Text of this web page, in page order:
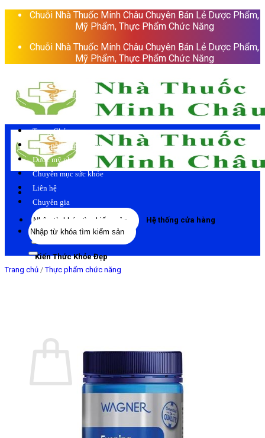
Skip
Chuỗi Nhà Thuốc Minh Châu Chuyên Bán Lẻ Dược Phẩm,
Mỹ Phẩm, Thực Phẩm Chức Năng
Chuỗi Nhà Thuốc Minh Châu Chuyên Bán Lẻ Dược Phẩm,
Mỹ Phẩm, Thực Phẩm Chức Năng
Tìm
kiếm:
Hệ thống cửa hàng
Kiến Thức Khỏe Đẹp
Chưa có sản phẩm trong giỏ hàng.
Quay trở lại cửa hàng
Trang Chủ
Thực phẩm chức năng
Dược mỹ phẩm
Chuyên mục sức khỏe
Liên hệ
Chuyên gia
Tìm
kiếm:
Trang chủ / Thực phẩm chức năng